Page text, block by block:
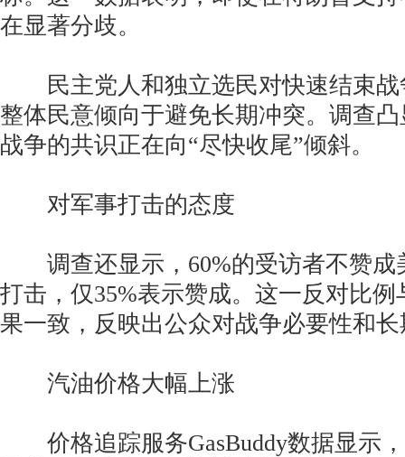
在显著分歧。
民主党人和独立选民对快速结束战
整体民意倾向于避免长期冲突。调查
战争的共识正在向“尽快收尾”倾斜。
对军事打击的态度
调查还显示，60%的受访者不赞成
打击，仅35%表示赞成。这一反对比
果一致，反映出公众对战争必要性和
汽油价格大幅上涨
价格追踪服务GasBuddy数据显示